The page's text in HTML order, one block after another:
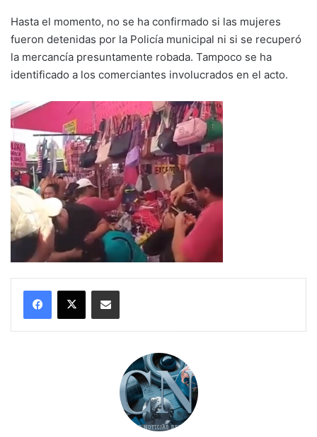
Hasta el momento, no se ha confirmado si las mujeres
fueron detenidas por la Policía municipal ni si se recuperó
la mercancía presuntamente robada. Tampoco se ha
identificado a los comerciantes involucrados en el acto.
Compartir por correo electrónico